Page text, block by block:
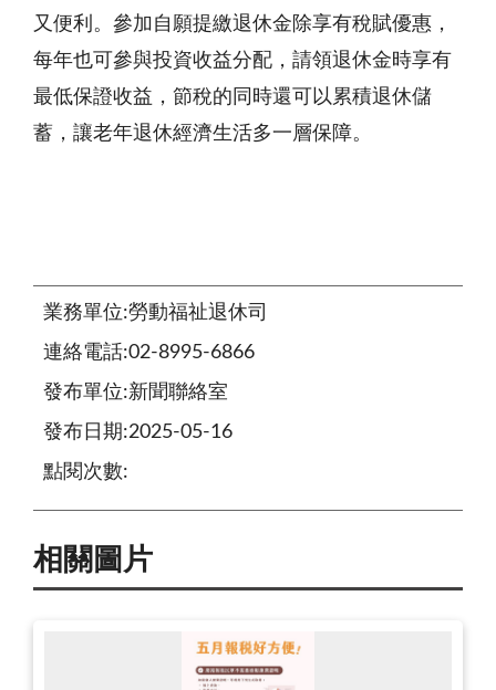
又便利。參加自願提繳退休金除享有稅賦優惠，
每年也可參與投資收益分配，請領退休金時享有
最低保證收益，節稅的同時還可以累積退休儲
蓄，讓老年退休經濟生活多一層保障。
業務單位:勞動福祉退休司
連絡電話:02-8995-6866
發布單位:新聞聯絡室
發布日期:2025-05-16
點閱次數:
相關圖片